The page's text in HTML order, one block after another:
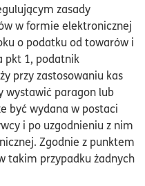
zasady
w formie elektronicznej
o podatku od towarów i
pkt 1, podatnik
przy zastosowaniu kas
wystawić paragon lub
być wydana w postaci
i po uzgodnieniu z nim
Zgodnie z punktem
takim przypadku żadnych